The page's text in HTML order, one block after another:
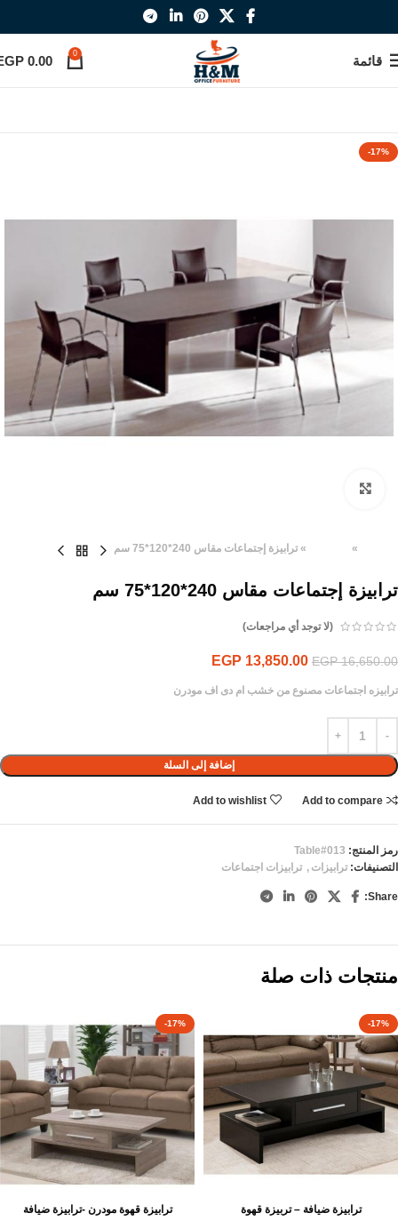
قائمة 0
0.00
-17%
»
»ترابيزة إجتماعات مقاس 240*120*75 سم
ترابيزة إجتماعات مقاس 240*120*75 سم
(لا توجد أي مراجعات)
EGP16,650.00
EGP 13,850.00
ترابيزه اجتماعات مصنوع من خشب ام دى اف مودرن
إضافة إلى السلة
Add to compare
Add to wishlist
رمز المنتج: Table#013
التصنيفات: ترابيزات , ترابيزات اجتماعات
Share:
منتجات ذات صلة
-17%
ترابيزة ضيافة – تربيزة قهوة
-17%
ترابيزة قهوة مودرن -ترابيزة ضيافة